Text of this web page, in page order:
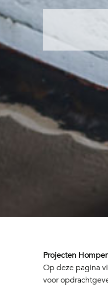
Projecten
Op deze pagina
voor